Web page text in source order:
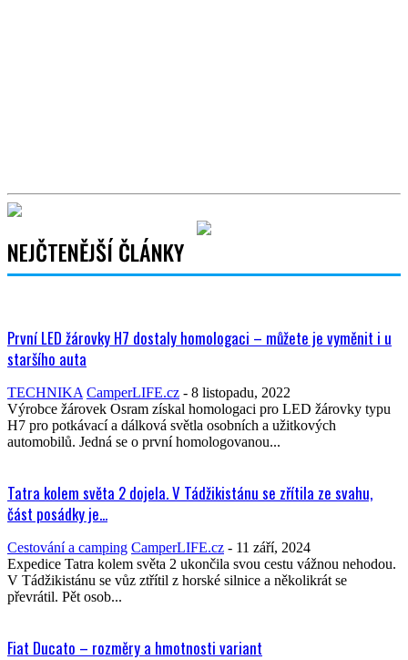
NEJČTENĚJŠÍ ČLÁNKY
První LED žárovky H7 dostaly homologaci – můžete je vyměnit i u
staršího auta
TECHNIKA CamperLIFE.cz - 8 listopadu, 2022
Výrobce žárovek Osram získal homologaci pro LED žárovky typu
H7 pro potkávací a dálková světla osobních a užitkových
automobilů. Jedná se o první homologovanou...
Tatra kolem světa 2 dojela. V Tádžikistánu se zřítila ze svahu,
část posádky je...
Cestování a camping CamperLIFE.cz - 11 září, 2024
Expedice Tatra kolem světa 2 ukončila svou cestu vážnou nehodou.
V Tádžikistánu se vůz ztřítil z horské silnice a několikrát se
převrátil. Pět osob...
Fiat Ducato – rozměry a hmotnosti variant